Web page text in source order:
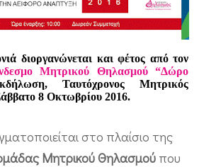
διοργανώνεται και φέτος από τον
Μητρικού Θηλασμού “Δώρο
Ταυτόχρονος Μητρικός
8 Οκτωβρίου 2016.
στο πλαίσιο της
Μητρικού Θηλασμού που